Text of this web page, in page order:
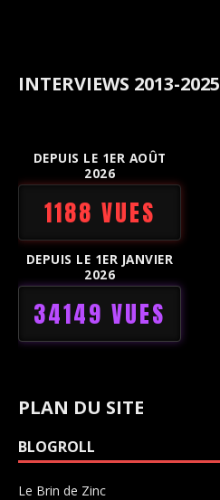
INTERVIEWS 2013-2025
DEPUIS LE 1ER AOÛT
2026
1188 VUES
DEPUIS LE 1ER JANVIER
2026
34149 VUES
PLAN DU SITE
BLOGROLL
Le Brin de Zinc